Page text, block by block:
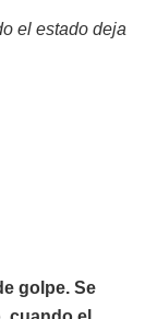
el estado deja
golpe. Se